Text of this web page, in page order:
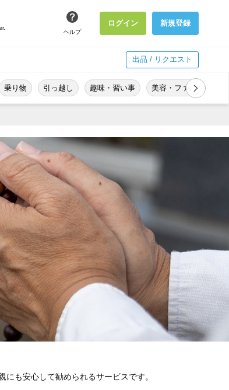
ヘルプ
ログイン 新規登録
出品 / リクエスト
乗り物 引っ越し 趣味・習い事 美容・ファッション
も安心して勧められるサービスです。